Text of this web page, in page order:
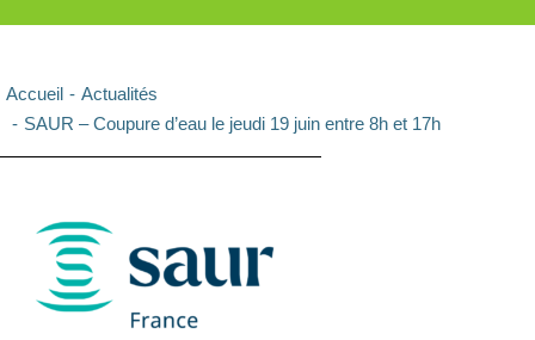
Vous êtes ici :
Accueil
Actualités
SAUR – Coupure d’eau le jeudi 19 juin entre 8h et 17h